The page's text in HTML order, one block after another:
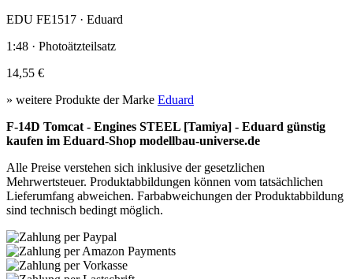
EDU FE1517 · Eduard
1:48 · Photoätzteilsatz
14,55 €
» weitere Produkte der Marke Eduard
F-14D Tomcat - Engines STEEL [Tamiya] - Eduard günstig
kaufen im Eduard-Shop modellbau-universe.de
Alle Preise verstehen sich inklusive der gesetzlichen
Mehrwertsteuer. Produktabbildungen können vom tatsächlichen
Lieferumfang abweichen. Farbabweichungen der Produktabbildung
sind technisch bedingt möglich.